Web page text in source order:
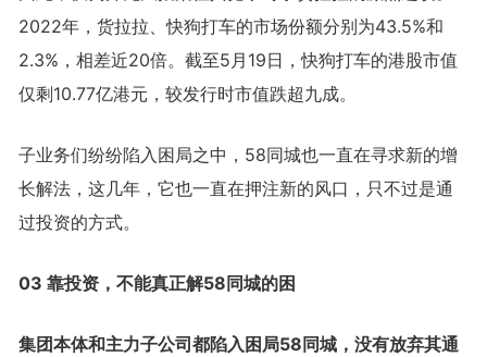
2022年，货拉拉、快狗打车的市场份额分别为43.5%和
2.3%，相差近20倍。截至5月19日，快狗打车的港股市值
仅剩10.77亿港元，较发行时市值跌超九成。
子业务们纷纷陷入困局之中，58同城也一直在寻求新的增
长解法，这几年，它也一直在押注新的风口，只不过是通
过投资的方式。
03 靠投资，不能真正解58同城的困
集团本体和主力子公司都陷入困局58同城，没有放弃其通